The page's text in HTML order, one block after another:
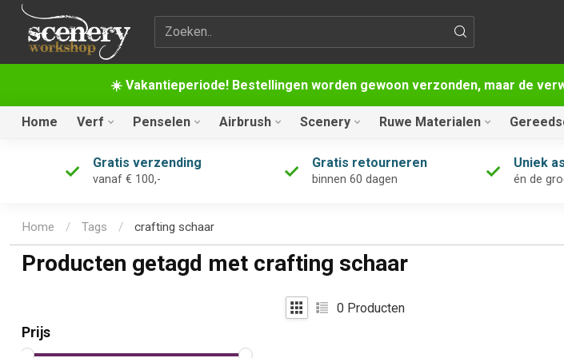
☀️ Vakantieperiode! Bestellingen worden gewoon verzonden, maar de
Zoekterm
Home Verf Penselen Airbrush Scenery Ruwe Materialen
Gratis verzending
vanaf € 100,-
Gratis retourneren
binnen 60 dagen
Uniek
én de
Home / Tags / crafting schaar
Producten getagd met crafting schaar
Prijs
0 Producten